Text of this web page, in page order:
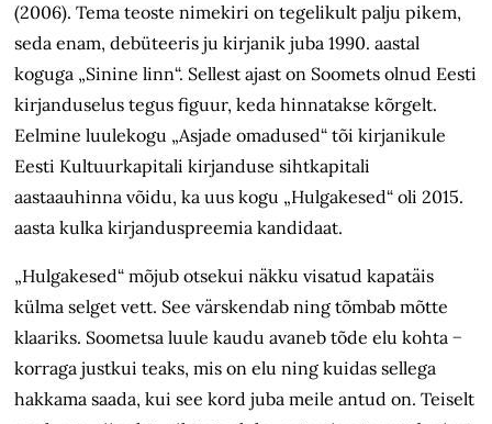
(2006). Tema teoste nimekiri on tegelikult palju pikem,
seda enam, debüteeris ju kirjanik juba 1990. aastal
koguga „Sinine linn“. Sellest ajast on Soomets olnud Eesti
kirjanduselus tegus figuur, keda hinnatakse kõrgelt.
Eelmine luulekogu „Asjade omadused“ tõi kirjanikule
Eesti Kultuurkapitali kirjanduse sihtkapitali
aastaauhinna võidu, ka uus kogu „Hulgakesed“ oli 2015.
aasta kulka kirjanduspreemia kandidaat.
„Hulgakesed“ mõjub otsekui näkku visatud kapatäis
külma selget vett. See värskendab ning tõmbab mõtte
klaariks. Soometsa luule kaudu avaneb tõde elu kohta −
korraga justkui teaks, mis on elu ning kuidas sellega
hakkama saada, kui see kord juba meile antud on. Teiselt